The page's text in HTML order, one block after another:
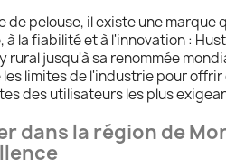
de pelouse, il existe une marque
la fiabilité et à l'innovation :
rural jusqu'à sa renommée
limites de l'industrie pour
des utilisateurs les plus
dans la région de